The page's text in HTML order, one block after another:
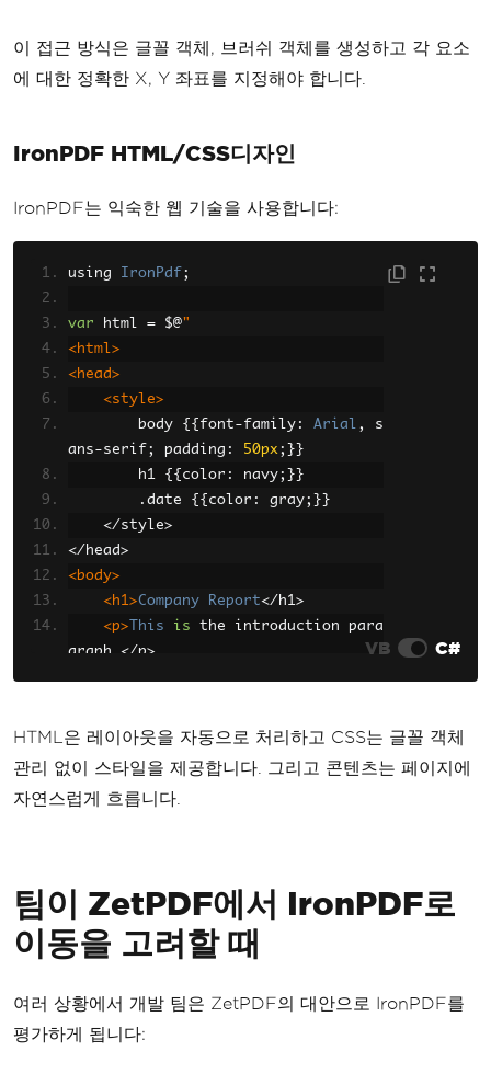
new
XPoint (50 80));
DateTime .Now .ToString (), bodyFont,
이 접근 방식은 글꼴 객체, 브러쉬 객체를 생성하고 각 요소
에 대한 정확한 X, Y 좌표를 지정해야 합니다.
IronPDF HTML/CSS디자인
IronPDF는 익숙한 웹 기술을 사용합니다:
using IronPdf ;
var html = $@"
<html>
<head>
<style>
        body
{{ font-family : Arial ,
s
ans-serif ; padding : 50px;}}
        h1
{{ color : navy;}}
. date {{ color : gray;}}
</style>
</ head>
<body>
<h1>Company Report</ h1>
<p> This is the introduction para
graph .</p>
</
body
var renderer
var pdf = renderer. RenderHtmlAsPdf(h
tml);
pdf.SaveAs ("report.pdf"
VB C#
HTML은 레이아웃을 자동으로 처리하고 CSS는 글꼴 객체
관리 없이 스타일을 제공합니다. 그리고 콘텐츠는 페이지에
자연스럽게 흐릅니다.
팀이 ZetPDF에서 IronPDF로
이동을 고려할 때
여러 상황에서 개발 팀은 ZetPDF의 대안으로 IronPDF를
평가하게 됩니다: